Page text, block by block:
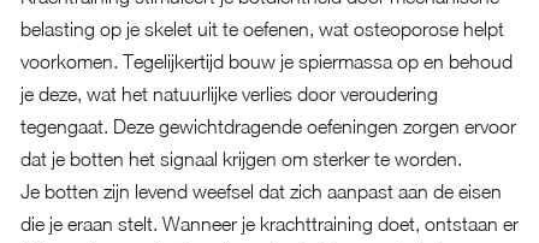
belasting op je skelet uit te oefenen, wat osteoporose helpt
voorkomen. Tegelijkertijd bouw je spiermassa op en behoud
je deze, wat het natuurlijke verlies door veroudering
tegengaat. Deze gewichtdragende oefeningen zorgen ervoor
dat je botten het signaal krijgen om sterker te worden.
Je botten zijn levend weefsel dat zich aanpast aan de eisen
die je eraan stelt. Wanneer je krachttraining doet, ontstaan er